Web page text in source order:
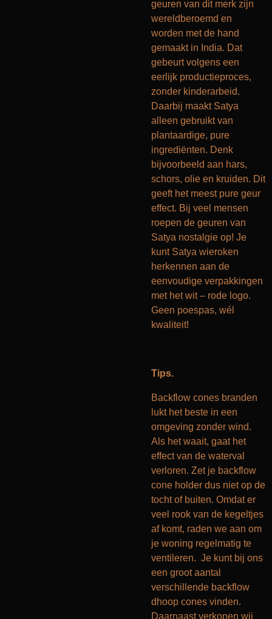
geuren van dit merk zijn
wereldberoemd en
worden met de hand
gemaakt in India. Dat
gebeurt volgens een
eerlijk productieproces,
zonder kinderarbeid.
Daarbij maakt Satya
alleen gebruikt van
plantaardige, pure
ingrediënten. Denk
bijvoorbeeld aan hars,
schors, olie en kruiden. Dit
geeft het meest pure geur
effect. Bij veel mensen
roepen de geuren van
Satya nostalgie op! Je
kunt Satya wieroken
herkennen aan de
eenvoudige verpakkingen
met het wit – rode logo.
Geen poespas, wél
kwaliteit!
Tips.
Backflow cones branden
lukt het beste in een
omgeving zonder wind.
Als het waait, gaat het
effect van de waterval
verloren. Zet je backflow
cone holder dus niet op de
tocht of buiten. Omdat er
veel rook van de kegeltjes
af komt, raden we aan om
je woning regelmatig te
ventileren. Je kunt bij ons
een groot aantal
verschillende backflow
dhoop cones vinden.
Daarnaast verkopen wij